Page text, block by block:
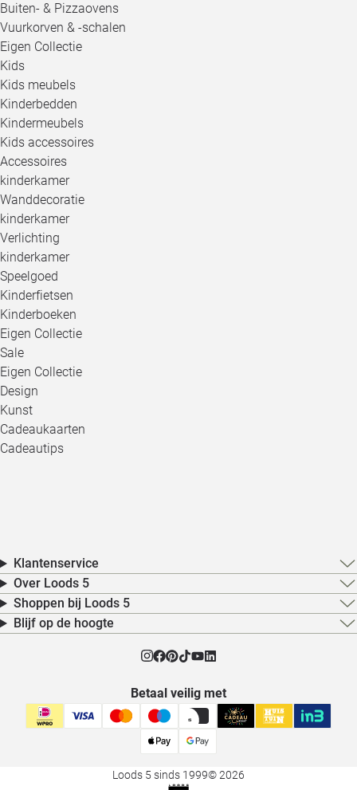
Buiten- & Pizzaovens
Vuurkorven & -schalen
Eigen Collectie
Kids
Kids meubels
Kinderbedden
Kindermeubels
Kids accessoires
Accessoires
kinderkamer
Wanddecoratie
kinderkamer
Verlichting
kinderkamer
Speelgoed
Kinderfietsen
Kinderboeken
Eigen Collectie
Sale
Eigen Collectie
Design
Kunst
Cadeaukaarten
Cadeautips
Klantenservice
Over Loods 5
Shoppen bij Loods 5
Blijf op de hoogte
Betaal veilig met
Loods 5 sinds 1999© 2026